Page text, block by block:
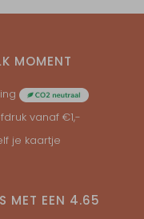
MOMENT
vanaf €1,-
je kaartje
MET EEN 4.65